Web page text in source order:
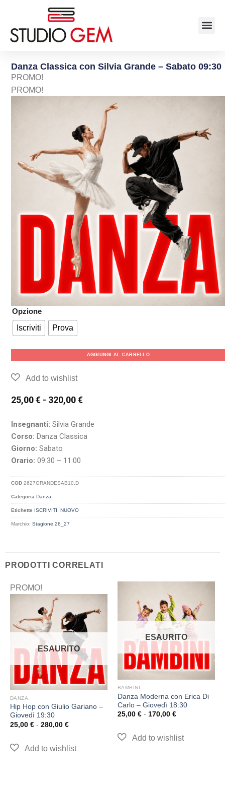
Danza Classica con Silvia Grande – Sabato 09:30
PROMO!
PROMO!
Opzione
Iscriviti
Prova
AGGIUNGI AL CARRELLO
25,00€ - 320,00€
Insegnanti: Silvia Grande
Corso: Danza Classica
Giorno: Sabato
Orario: 09:30 – 11:00
COD2627GRANDESAB10.D
Categoria Danza
Etichette ISCRIVITI , NUOVO
Marchio:Stagione 26_27
PRODOTTI CORRELATI
PROMO!
ESAURITO
DANZA
Hip Hop con Giulio Gariano –
Giovedì 19:30
25,00 € - 280,00 €
ESAURITO
BAMBINI
Danza Moderna con Erica Di
Carlo – Giovedì 18:30
25,00 € - 170,00 €